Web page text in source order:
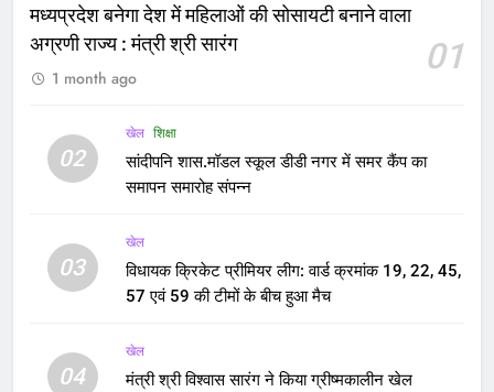
मध्यप्रदेश बनेगा देश में महिलाओं की सोसायटी बनाने वाला
अग्रणी राज्य : मंत्री श्री सारंग
01
1 month ago
02
खेल शिक्षा
सांदीपनि शास.मॉडल स्कूल डीडी नगर में समर कैंप का
समापन समारोह संपन्न
03
खेल
विधायक क्रिकेट प्रीमियर लीग: वार्ड क्रमांक 19, 22, 45,
57 एवं 59 की टीमों के बीच हुआ मैच
04
खेल
मंत्री श्री विश्वास सारंग ने किया ग्रीष्मकालीन खेल